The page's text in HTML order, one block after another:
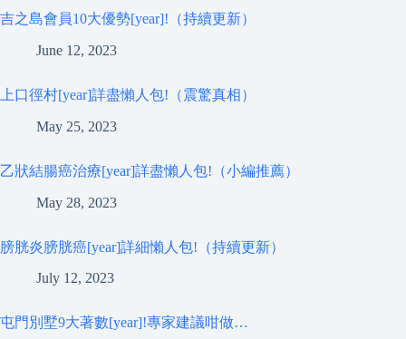
吉之島會員10大優勢[year]!（持續更新）
June 12, 2023
上口徑村[year]詳盡懶人包!（震驚真相）
May 25, 2023
乙狀結腸癌治療[year]詳盡懶人包!（小編推薦）
May 28, 2023
膀胱炎膀胱癌[year]詳細懶人包!（持續更新）
July 12, 2023
屯門別墅9大著數[year]!專家建議咁做…